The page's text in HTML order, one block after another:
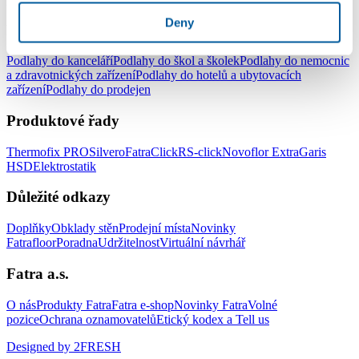
Deny
Podlahy pro komerční užití
Podlahy do kanceláříPodlahy do škol a školekPodlahy do nemocnic
a zdravotnických zařízeníPodlahy do hotelů a ubytovacích
zařízeníPodlahy do prodejen
Produktové řady
Thermofix PROSilveroFatraClickRS-clickNovoflor ExtraGaris
HSDElektrostatik
Důležité odkazy
DoplňkyObklady stěnProdejní místaNovinky
FatrafloorPoradnaUdržitelnostVirtuální návrhář
Fatra a.s.
O násProdukty FatraFatra e-shopNovinky FatraVolné
poziceOchrana oznamovatelůEtický kodex a Tell us
Designed by 2FRESH